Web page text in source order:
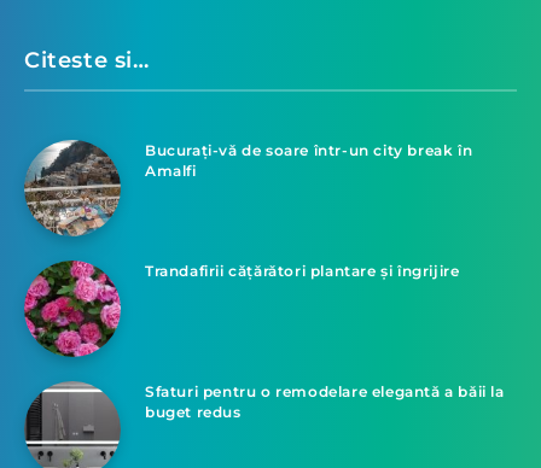
Citeste si…
Bucurați-vă de soare într-un city break în
Amalfi
Trandafirii cățărători plantare și îngrijire
Sfaturi pentru o remodelare elegantă a băii la
buget redus